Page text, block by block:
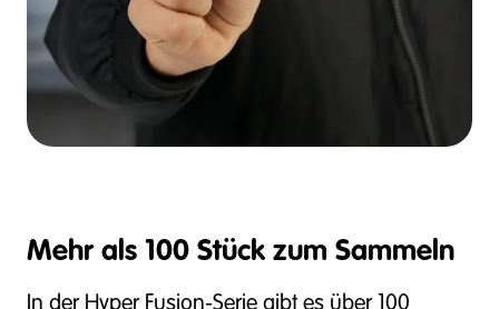
Mehr als 100 Stück zum Sammeln
In der Hyper Fusion-Serie gibt es über 100